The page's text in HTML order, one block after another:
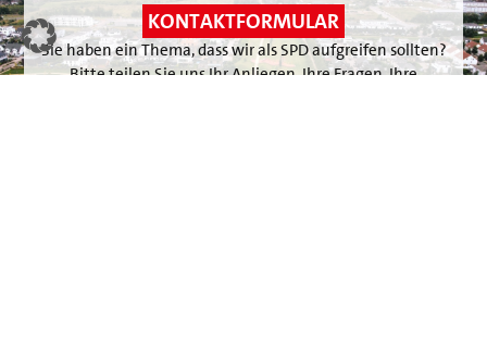
Kontakt
KONTAKTFORMULAR
Sie haben ein Thema, dass wir als SPD aufgreifen sollten?
Bitte teilen Sie uns Ihr Anliegen, Ihre Fragen, Ihre